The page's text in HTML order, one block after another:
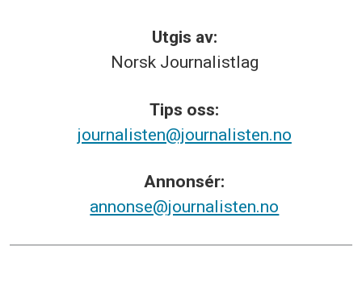
Utgis av:
Norsk Journalistlag
Tips oss:
journalisten@journalisten.no
Annonsér:
annonse@journalisten.no